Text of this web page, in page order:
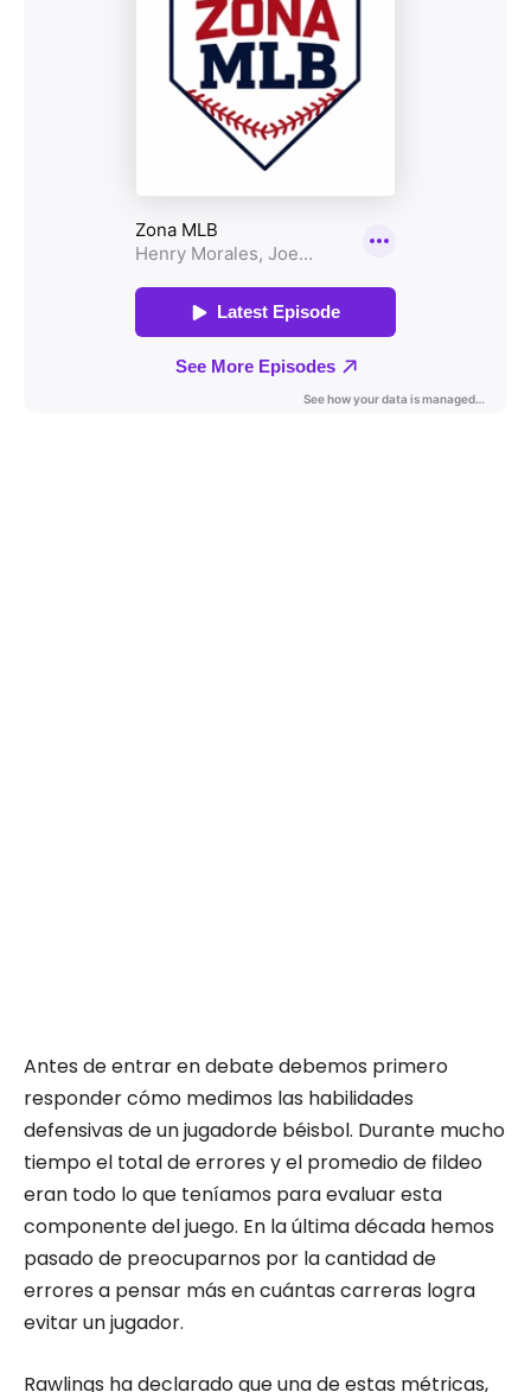
Antes de entrar en debate debemos primero
responder cómo medimos las habilidades
defensivas de un jugadorde béisbol. Durante mucho
tiempo el total de errores y el promedio de fildeo
eran todo lo que teníamos para evaluar esta
componente del juego. En la última década hemos
pasado de preocuparnos por la cantidad de
errores a pensar más en cuántas carreras logra
evitar un jugador.
Rawlings ha declarado que una de estas métricas,